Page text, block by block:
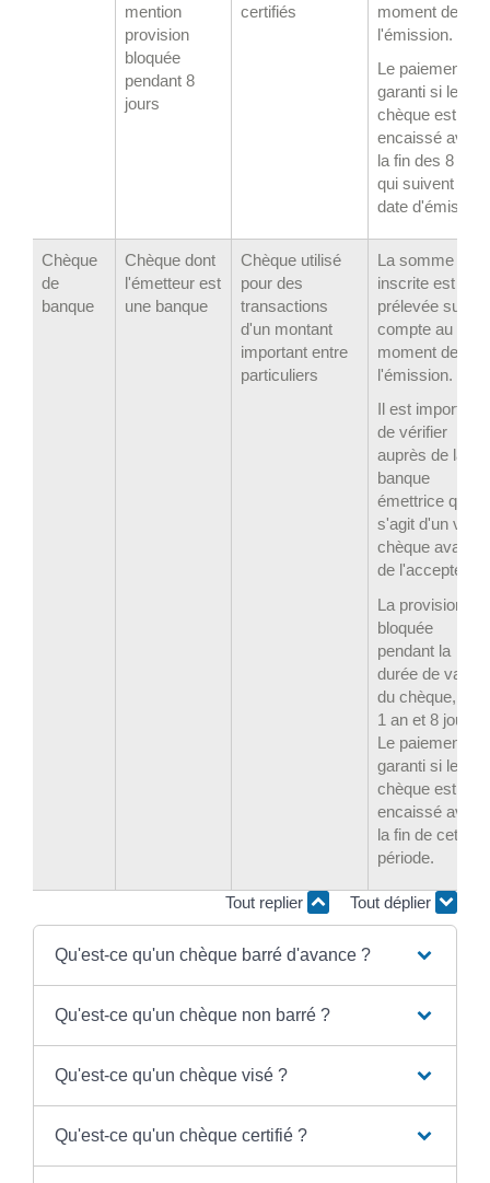
mention
provision
bloquée
pendant 8
jours
certifiés
moment de
l'émission.
Le paiement est
garanti si le
chèque est
encaissé avant
la fin des 8
qui suivent la
date
Chèque
de
banque
Chèque dont
l'émetteur est
une banque
Chèque utilisé
pour des
transactions
d'un montant
important entre
particuliers
La somme
inscrite est
prélevée sur le
compte au
moment de
l'émission.
Il est important
de vérifier
auprès de la
banque
émettrice qu'il
s'agit d'un vrai
chèque avant
de l'accepter.
La provision est
bloquée
pendant la
durée de
du chèque, soit
1 an et 8 jours.
Le paiement est
garanti si le
chèque est
encaissé avant
la fin de cette
période.
Tout replier Tout déplier
Qu'est-ce qu'un chèque barré d'avance ?
Qu'est-ce qu'un chèque non barré ?
Qu'est-ce qu'un chèque visé ?
Qu'est-ce qu'un chèque certifié ?